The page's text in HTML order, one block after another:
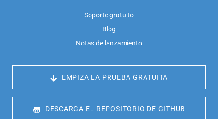
Soporte gratuito
Blog
Notas de lanzamiento
EMPIZA LA PRUEBA GRATUITA
DESCARGA EL REPOSITORIO DE GITHUB